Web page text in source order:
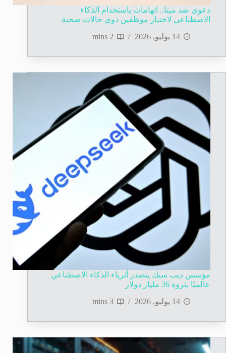
دعوى ضد ميتا.. اتهامات باستخدام الذكاء
الاصطناعي لاختيار موظفين ذوي حالات صحية
14 يوليو, 2026
2 mins
مؤسس ديب سيك يتصدر أثرياء الذكاء الاصطناعي
عالميًا بثروة 36 مليار دولار
14 يوليو, 2026
3 mins